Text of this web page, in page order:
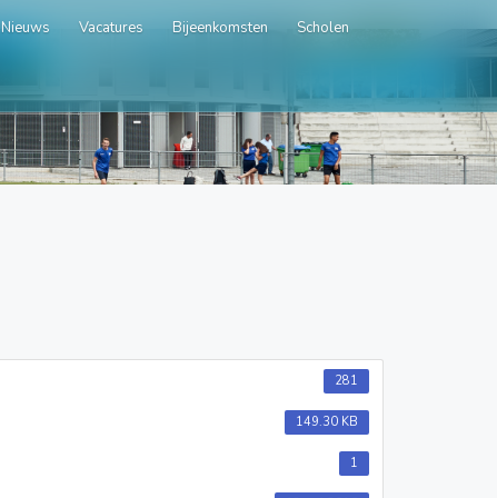
Nieuws Vacatures Bijeenkomsten Scholen
281
149.30 KB
1